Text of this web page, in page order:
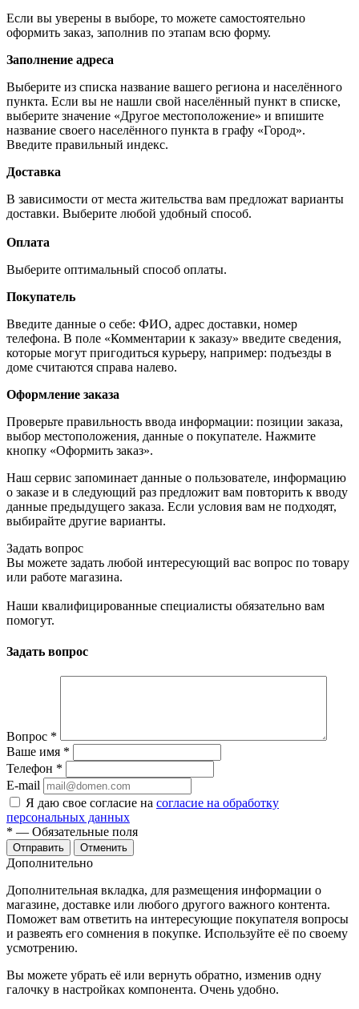
Если вы уверены в выборе, то можете самостоятельно
оформить заказ, заполнив по этапам всю форму.
Заполнение адреса
Выберите из списка название вашего региона и населённого
пункта. Если вы не нашли свой населённый пункт в списке,
выберите значение «Другое местоположение» и впишите
название своего населённого пункта в графу «Город».
Введите правильный индекс.
Доставка
В зависимости от места жительства вам предложат варианты
доставки. Выберите любой удобный способ.
Оплата
Выберите оптимальный способ оплаты.
Покупатель
Введите данные о себе: ФИО, адрес доставки, номер
телефона. В поле «Комментарии к заказу» введите сведения,
которые могут пригодиться курьеру, например: подъезды в
доме считаются справа налево.
Оформление заказа
Проверьте правильность ввода информации: позиции заказа,
выбор местоположения, данные о покупателе. Нажмите
кнопку «Оформить заказ».
Наш сервис запоминает данные о пользователе, информацию
о заказе и в следующий раз предложит вам повторить к вводу
данные предыдущего заказа. Если условия вам не подходят,
выбирайте другие варианты.
Задать вопрос
Вы можете задать любой интересующий вас вопрос по товару
или работе магазина.
Наши квалифицированные специалисты обязательно вам
помогут.
Задать вопрос
Вопрос *
Ваше имя *
Телефон *
E-mail
Я даю свое согласие на согласие на обработку
персональных данных
* — Обязательные поля
Отменить
Дополнительно
Дополнительная вкладка, для размещения информации о
магазине, доставке или любого другого важного контента.
Поможет вам ответить на интересующие покупателя вопросы
и развеять его сомнения в покупке. Используйте её по своему
усмотрению.
Вы можете убрать её или вернуть обратно, изменив одну
галочку в настройках компонента. Очень удобно.